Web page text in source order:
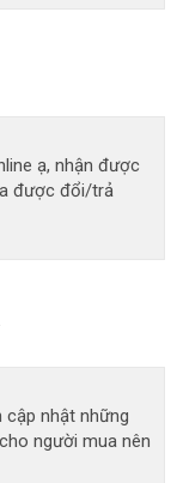
ạ, nhận được
được đổi/trả
cập nhật những
người mua nên